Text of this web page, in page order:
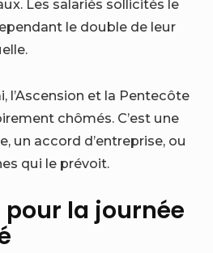
Les salariés sollicités le
le double de leur
l’Ascension et la Pentecôte
chômés. C’est une
un accord d’entreprise, ou
qui le prévoit.
pour la journée